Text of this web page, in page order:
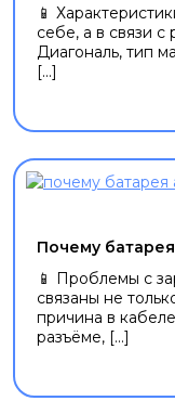
📱
себе, а в связи с
Диагональ, тип
[...]
Почему
📱 Проблемы с
связаны не
причина в
разъёме, [...]